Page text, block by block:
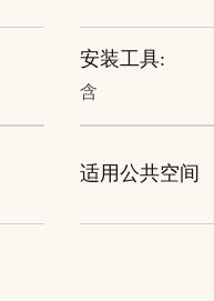
安装工具:
含
适用公共空间